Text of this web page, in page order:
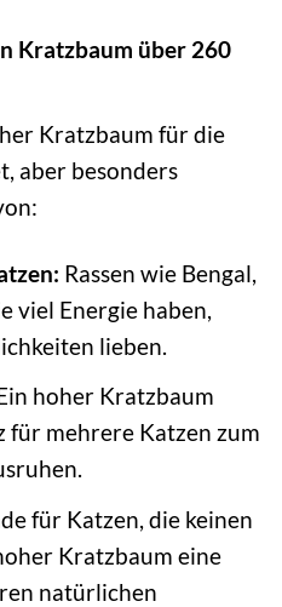
Kratzbaum über 260
Kratzbaum für die
aber besonders
Rassen wie Bengal,
viel Energie haben,
lieben.
hoher Kratzbaum
für mehrere Katzen zum
für Katzen, die keinen
Kratzbaum eine
natürlichen